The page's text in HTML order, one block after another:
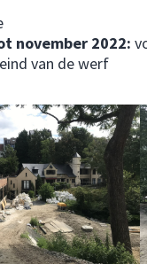
november 2022:
eind van de werf